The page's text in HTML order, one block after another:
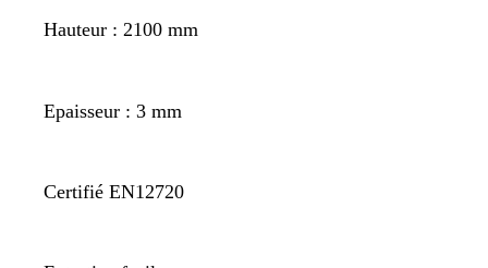
Hauteur : 2100 mm
Epaisseur : 3 mm
Certifié EN12720